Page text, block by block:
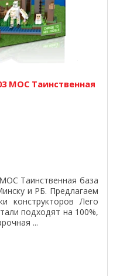
MOC Таинственная
Таинственная база
и РБ. Предлагаем
конструкторов Лего
подходят на 100%,
...